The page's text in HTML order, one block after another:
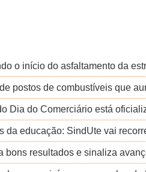
o início do asfaltamento da
postos de combustíveis que
Dia do Comerciário está
da educação: SindUte vai
resultados e sinaliza